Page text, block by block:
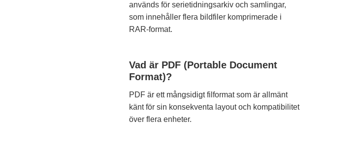
används för serietidningsarkiv och samlingar,
som innehåller flera bildfiler komprimerade i
RAR-format.
Vad är PDF (Portable Document
Format)?
PDF är ett mångsidigt filformat som är allmänt
känt för sin konsekventa layout och kompatibilitet
över flera enheter.